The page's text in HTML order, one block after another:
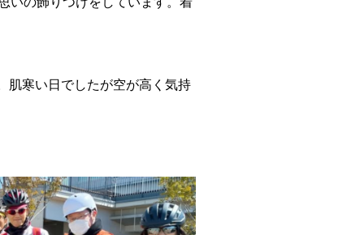
肌寒い日でしたが空が高く気持